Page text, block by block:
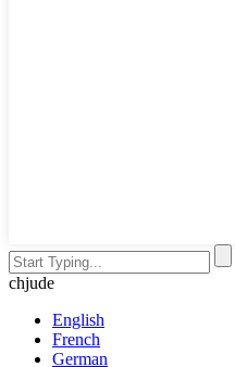
chjude
English
French
German